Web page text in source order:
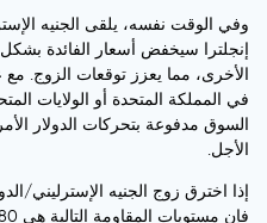
وفي الوقت نفسه، يلقى الجنيه
إنجلترا سيخفض أسعار الفائدة
الأخرى، مما يعزز توقعات الزوج. مع
في المملكة المتحدة أو الولايات
السوق مدفوعة بتحركات الدولار
الأجل.